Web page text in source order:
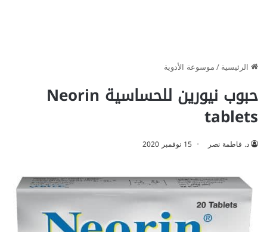
الرئيسية/موسوعة الأدوية
حبوب نيورين للحساسية Neorin
tablets
د. فاطمة نصر 15 نوفمبر 2020